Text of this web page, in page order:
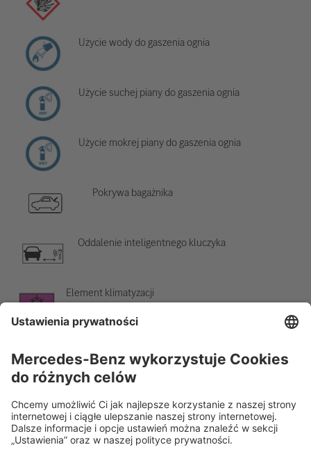
Użycie wody do gaszenia ognia
Użycie suchej piany do gaszenia ognia
Użycie mokrej piany do gaszenia ognia
Pokrywa bagażnika
Oddalenie inteligentnego kluczyka
Element klimatyzacji